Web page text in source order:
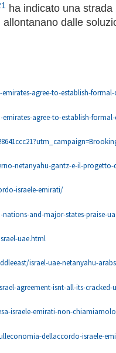
ha indicato una
dalle
agree-to-establish-
agree-to-establish-
netanyahu-gantz-e-il-progetto-
israele-emirati/
and-major-states-praise-
uae.html
israel-uae-netanyahu-
agreement-isnt-all-its-cracked-
israele-emirati-non-
dellaccordo-israele-